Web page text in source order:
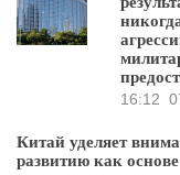
16:12
Китай уделяет
развитию как